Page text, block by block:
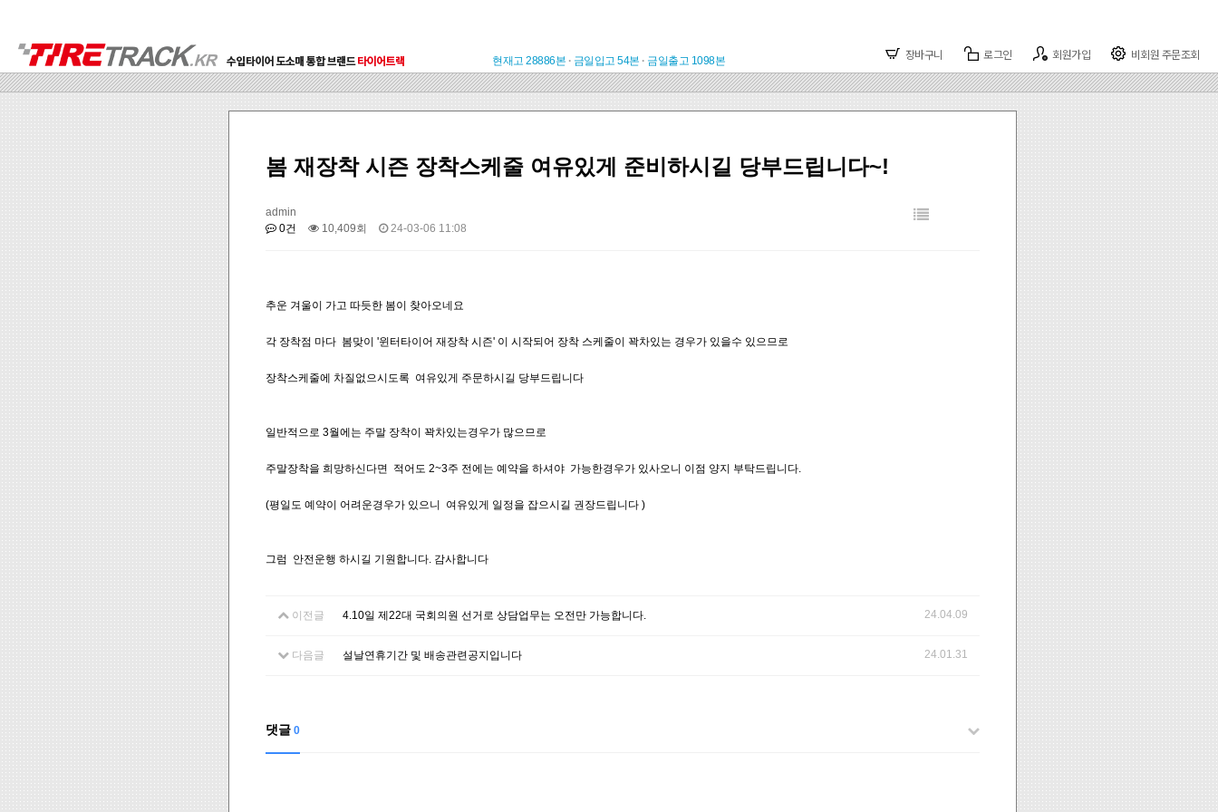
현재고 28886본 · 금일입고 54본 · 금일출고 1098본 장바구니 로그인 회원가입 비회원 주문조회
봄 재장착 시즌 장착스케줄 여유있게 준비하시길 당부드립니다~!
admin
0건
10,409회 24-03-06 11:08
추운 겨울이 가고 따듯한 봄이 찾아오네요
각 장착점 마다 봄맞이 '윈터타이어 재장착 시즌' 이 시작되어 장착 스케줄이 꽉차있는 경우가 있을수 있으므로
장착스케줄에 차질없으시도록 여유있게 주문하시길 당부드립니다
일반적으로 3월에는 주말 장착이 꽉차있는경우가 많으므로
주말장착을 희망하신다면 적어도 2~3주 전에는 예약을 하셔야 가능한경우가 있사오니 이점 양지 부탁드립니다.
(평일도 예약이 어려운경우가 있으니 여유있게 일정을 잡으시길 권장드립니다 )
그럼 안전운행 하시길 기원합니다. 감사합니다
이전글 4.10일 제22대 국회의원 선거로 상담업무는 오전만 가능합니다. 24.04.09
다음글 설날연휴기간 및 배송관련공지입니다 24.01.31
댓글 0